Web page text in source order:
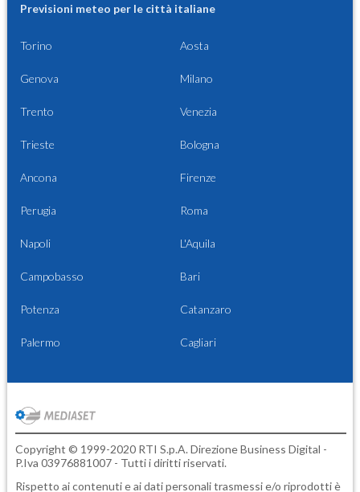
Previsioni meteo per le città italiane
Torino Aosta
Genova Milano
Trento Venezia
Trieste Bologna
Ancona Firenze
Perugia Roma
Napoli L'Aquila
Campobasso Bari
Potenza Catanzaro
Palermo Cagliari
Copyright © 1999-2020 RTI S.p.A. Direzione Business Digital -
P.Iva 03976881007 - Tutti i diritti riservati.
Rispetto ai contenuti e ai dati personali trasmessi e/o riprodotti è